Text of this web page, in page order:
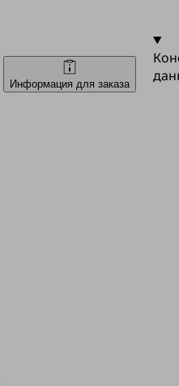
Информация для заказа